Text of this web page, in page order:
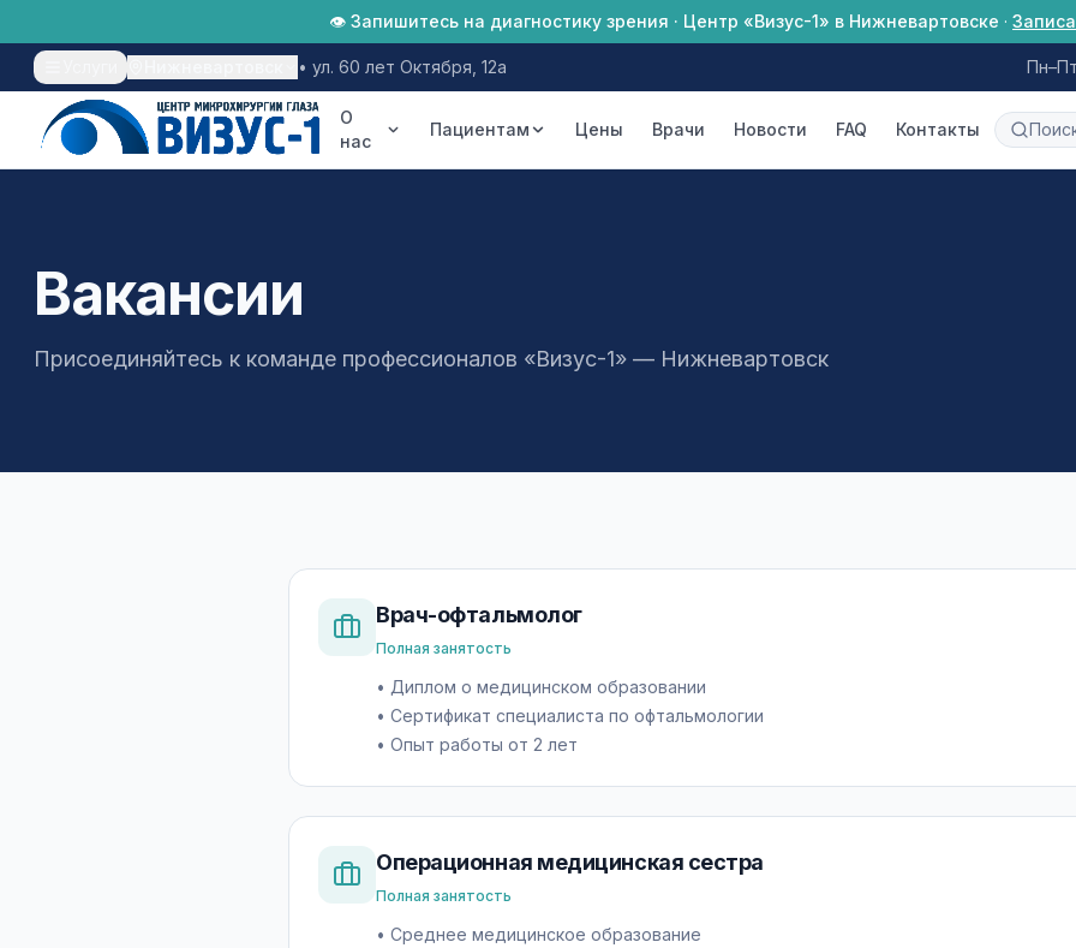
👁 Запишитесь на диагностику зрения · Центр «Визус-1» в Нижневартовске ·
• ул. 60 лет Октября, 12а
О
нас
Пациентам Цены Врачи Новости FAQ Контакты
Вакансии
Присоединяйтесь к команде профессионалов «Визус-1» — Нижневартовск
Врач-офтальмолог
Полная занятость
• Диплом о медицинском образовании
• Сертификат специалиста по офтальмологии
• Опыт работы от 2 лет
Операционная медицинская сестра
Полная занятость
• Среднее медицинское образование
Глаукома
Диагностика